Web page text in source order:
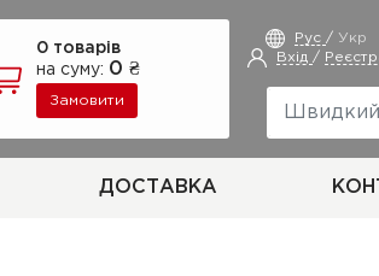
Вхід /
Рус / Укр
0 товарів
на суму: 0 ₴
Замовити
ДОСТАВКА